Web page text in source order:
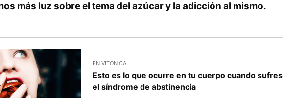
más luz sobre el tema del azúcar y la adicción al mismo.
EN VITÓNICA
Esto es lo que ocurre en tu cuerpo cuando sufres
el síndrome de abstinencia